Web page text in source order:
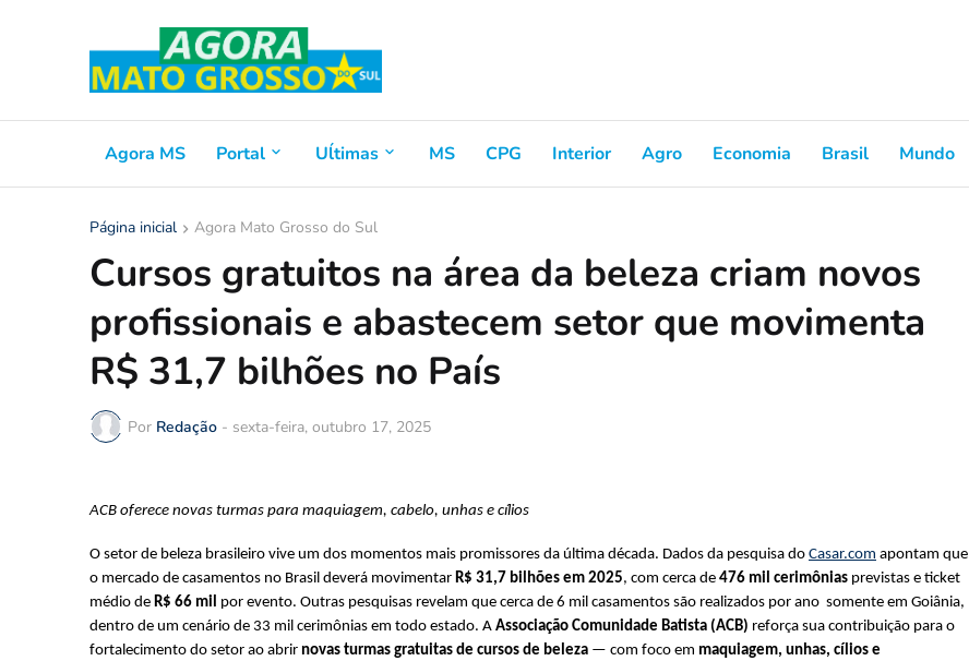
Agora MS Portal Uĺtimas MS CPG Interior Agro Economia Brasil Mundo
Página inicial Agora Mato Grosso do Sul
Cursos gratuitos na área da beleza criam novos
profissionais e abastecem setor que movimenta
R$ 31,7 bilhões no País
Por Redação - sexta-feira, outubro 17, 2025
ACB oferece novas turmas para maquiagem, cabelo, unhas e cílios
O setor de beleza brasileiro vive um dos momentos mais promissores da última década. Dados da pesquisa do Casar.com apontam que
o mercado de casamentos no Brasil deverá movimentar R$ 31,7 bilhões em 2025, com cerca de 476 mil cerimônias previstas e ticket
médio de R$ 66 mil por evento. Outras pesquisas revelam que cerca de 6 mil casamentos são realizados por ano  somente em Goiânia,
dentro de um cenário de 33 mil cerimônias em todo estado. A Associação Comunidade Batista (ACB) reforça sua contribuição para o
fortalecimento do setor ao abrir novas turmas gratuitas de cursos de beleza — com foco em maquiagem, unhas, cílios e